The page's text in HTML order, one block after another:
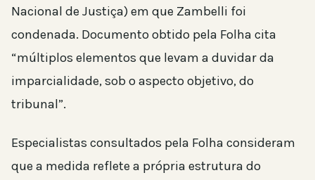
Nacional de Justiça) em que Zambelli foi
condenada. Documento obtido pela Folha cita
“múltiplos elementos que levam a duvidar da
imparcialidade, sob o aspecto objetivo, do
tribunal”.
Especialistas consultados pela Folha consideram
que a medida reflete a própria estrutura do